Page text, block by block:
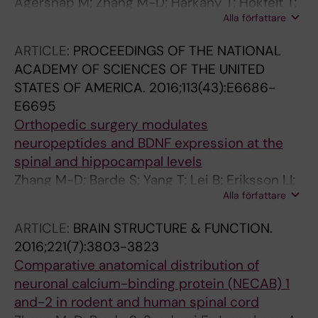
Broberger C; Deisseroth K; Hokfelt T;Alla författare
ARTICLE: PROCEEDINGS OF THE NATIONAL
ACADEMY OF SCIENCES OF THE UNITED
STATES OF AMERICA. 2016;113(43):E6686-
E6695
Orthopedic surgery modulates
neuropeptides and BDNF expression at the
spinal and hippocampal levels
Zhang M-D; Barde S; Yang T; Lei B; Eriksson LI;
Mathew JP; Andreska T; Akassoglou K;Alla författare
ARTICLE: BRAIN STRUCTURE & FUNCTION.
2016;221(7):3803-3823
Comparative anatomical distribution of
neuronal calcium-binding protein (NECAB) 1
and-2 in rodent and human spinal cord